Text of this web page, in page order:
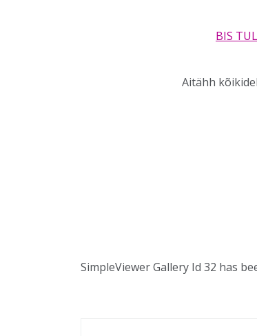
BIS
Aitähh
SimpleViewer Gallery Id 32 has